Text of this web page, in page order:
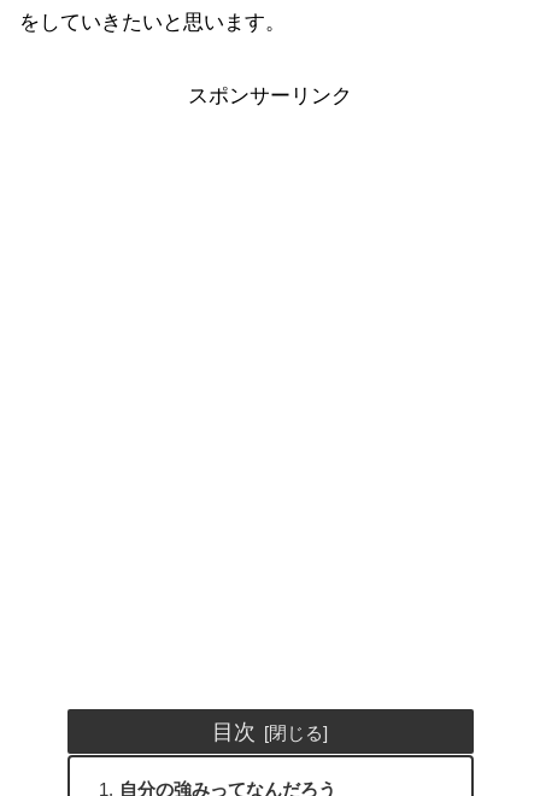
をしていきたいと思います。
スポンサーリンク
目次
自分の強みってなんだろう